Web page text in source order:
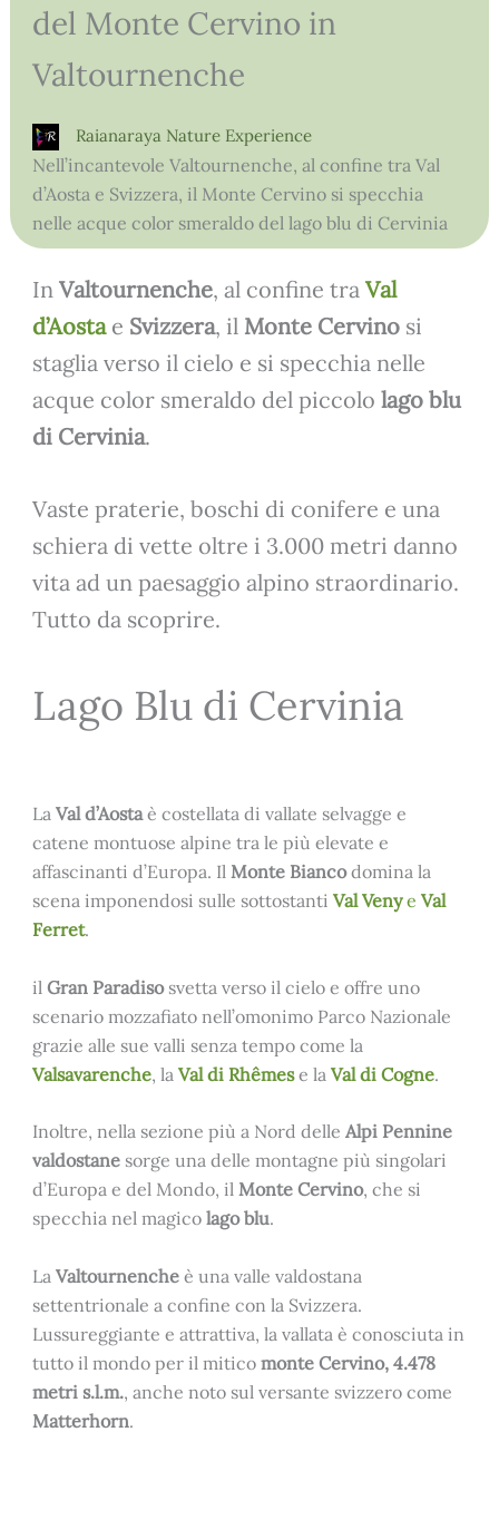
del Monte Cervino in
Valtournenche
Raianaraya Nature Experience
Nell’incantevole Valtournenche, al confine tra Val
d’Aosta e Svizzera, il Monte Cervino si specchia
nelle acque color smeraldo del lago blu di Cervinia
In Valtournenche, al confine tra Val
d’Aostae Svizzera, il Monte Cervinosi
staglia verso il cielo e si specchia nelle
acque color smeraldo del piccolo lago blu
di Cervinia.
Vaste praterie, boschi di conifere e una
schiera di vette oltre i 3.000 metri danno
vita ad un paesaggio alpino straordinario.
Tutto da scoprire.
Lago Blu di Cervinia
La Val d’Aostaè costellata di vallate selvagge e
catene montuose alpine tra le più elevate e
affascinanti d’Europa. Il Monte Biancodomina la
scena imponendosi sulle sottostanti Val Venye Val
Ferret.
il Gran Paradisosvetta verso il cielo e offre uno
scenario mozzafiato nell’omonimo Parco Nazionale
grazie alle sue valli senza tempo come la
Valsavarenche, la Val di Rhêmese la Val di Cogne.
Inoltre, nella sezione più a Nord delle Alpi Pennine
valdostane sorge una delle montagne più singolari
d’Europa e del Mondo, il Monte Cervino, che si
specchia nel magico lago blu.
La Valtournencheè una valle valdostana
settentrionale a confine con la Svizzera.
Lussureggiante e attrattiva, la vallata è conosciuta in
tutto il mondo per il mitico monte Cervino, 4.478
metri s.l.m., anche noto sul versante svizzero come
Matterhorn.